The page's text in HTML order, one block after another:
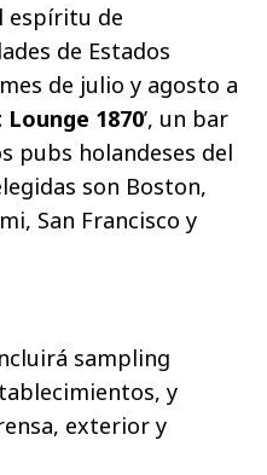
espíritu de
de Estados
de julio y agosto a
1870’, un bar
pubs holandeses del
son Boston,
San Francisco y
sampling
y
exterior y